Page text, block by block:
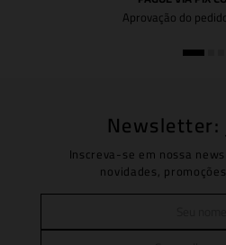
Aprovação do
Inscreva-se em nossa
novidades,